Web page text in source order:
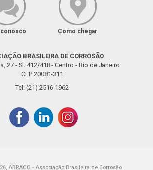
conosco Como chegar
BRASILEIRA DE CORROSÃO
27 - Sl. 412/418 - Centro - Rio de Janeiro
CEP 20081-311
Tel: (21) 2516-1962
ABRACO - Associação Brasileira de Corrosão